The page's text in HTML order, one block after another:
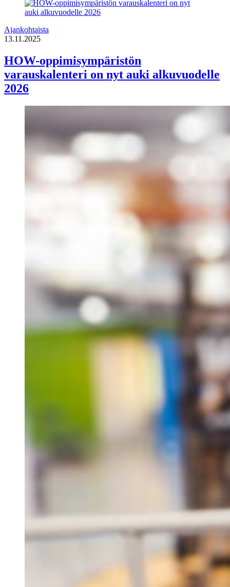
Ajankohtaista
13.11.2025
HOW-oppimisympäristön
varauskalenteri on nyt auki alkuvuodelle
2026